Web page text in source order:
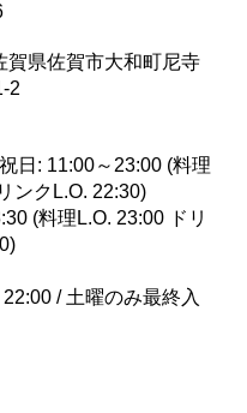
賀県佐賀市大和町尼寺
2
日: 11:00～23:00 (料理
ンクL.O. 22:30)
(料理L.O. 23:00 ドリ
/ 土曜のみ最終入